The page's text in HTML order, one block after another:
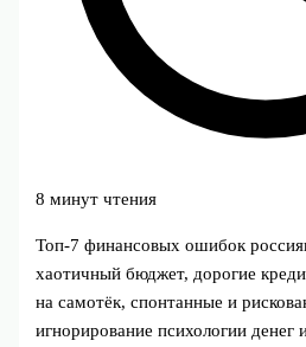
8 минут чтения
Топ‑7 финансовых ошибок
хаотичный бюджет, дорогие
на самотёк, спонтанные и
игнорирование психологии денег